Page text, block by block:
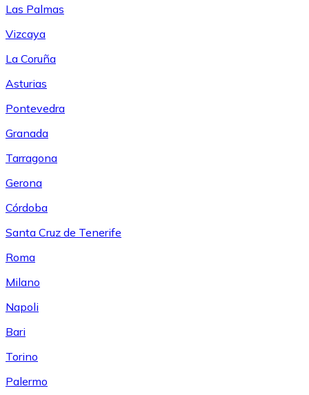
Las Palmas
Vizcaya
La Coruña
Asturias
Pontevedra
Granada
Tarragona
Gerona
Córdoba
Santa Cruz de Tenerife
Roma
Milano
Napoli
Bari
Torino
Palermo